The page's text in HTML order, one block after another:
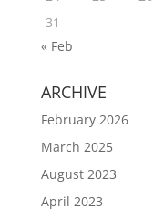
31
« Feb
ARCHIVE
February 2026
March 2025
August 2023
April 2023